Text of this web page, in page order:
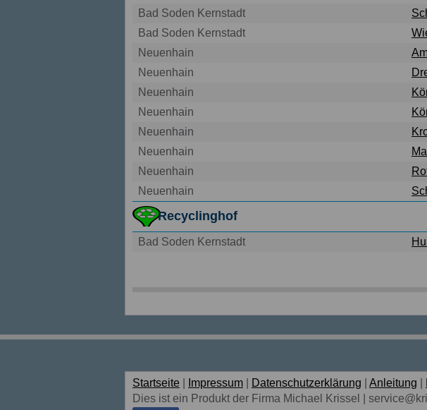
Bad Soden Kernstadt
Bad Soden Kernstadt
Neuenhain
Neuenhain
Neuenhain
Neuenhain
Neuenhain
Neuenhain
Neuenhain
Neuenhain
Recyclinghof
Bad Soden Kernstadt
Startseite Impressum Datenschutzerklärung Anleitung
Dies ist ein Produkt der Firma Michael Krissel |